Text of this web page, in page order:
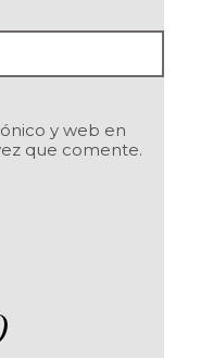
y web en
que comente.